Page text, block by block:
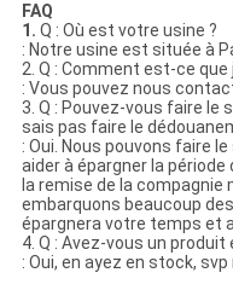
FAQ
1. Q : Où est votre usine ?
: Notre usine est située à
2. Q : Comment est-ce
: Vous pouvez nous
3. Q : Pouvez-vous faire le
sais pas faire le
: Oui. Nous pouvons faire
aider à épargner la
la remise de la
embarquons beaucoup
épargnera votre temps et
4. Q : Avez-vous un produit
: Oui, en ayez en stock,